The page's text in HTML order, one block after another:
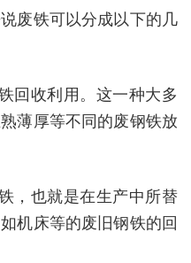
废铁可以分成以下的几
回收利用。这一种大多
薄厚等不同的废钢铁放
，也就是在生产中所替
机床等的废旧钢铁的回